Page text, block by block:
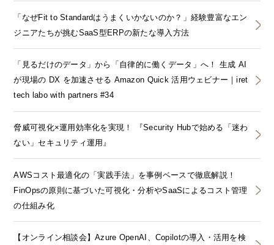
「なぜFit to Standardはうまくいかないのか？」経験豊富なエン
ジニアたちが挑むSaaS型ERPの新たな導入方法
「見るだけのデータ」から「自律的に働くデータ」へ！ 生成 AI
が現場の DX を加速させる Amazon Quick 活用ウェビナー｜iret
tech labo with partners #34
脅威可視化×運用効率化を実現！ 『Security Hubで始める「迷わ
ない」セキュリティ運用』
AWSコスト最適化の「実践手法」を事例ベースで徹底解説！
FinOpsの原則に基づいた可視化・分析やSaaSによるコスト管理
の仕組み化
【オンライン相談会】Azure OpenAI、Copilotの導入・活用を検